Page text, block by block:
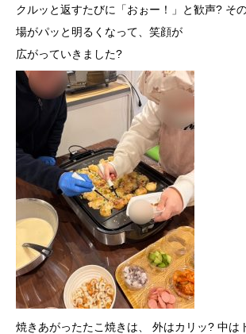
クルッと返すたびに「おぉー！」と歓声? そ
場がパッと明るくなって、笑顔が
広がっていきました?
焼きあがったたこ焼きは、 外はカリッ? 中は